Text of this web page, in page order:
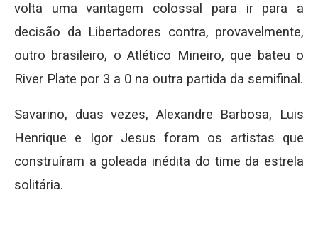
volta uma vantagem colossal para ir para a
decisão da Libertadores contra, provavelmente,
outro brasileiro, o Atlético Mineiro, que bateu o
River Plate por 3 a 0 na outra partida da semifinal.
Savarino, duas vezes, Alexandre Barbosa, Luis
Henrique e Igor Jesus foram os artistas que
construíram a goleada inédita do time da estrela
solitária.